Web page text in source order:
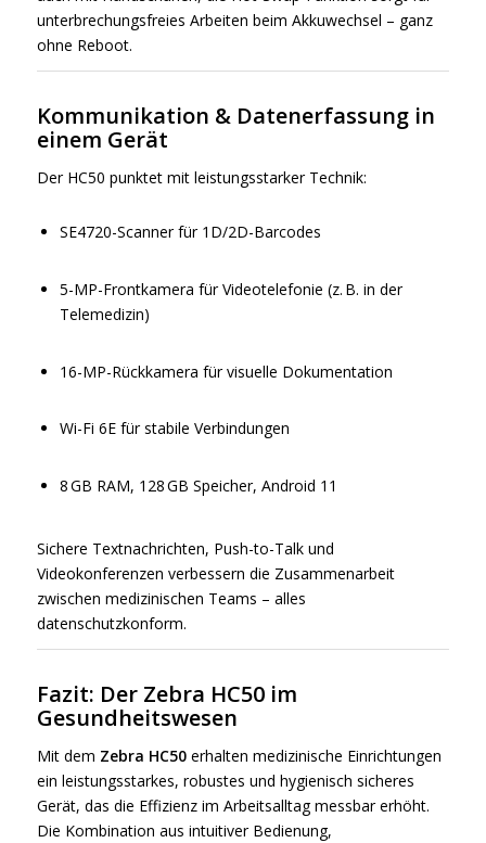
unterbrechungsfreies Arbeiten beim Akkuwechsel – ganz
ohne Reboot.
Kommunikation & Datenerfassung in
einem Gerät
Der HC50 punktet mit leistungsstarker Technik:
SE4720-Scanner für 1D/2D-Barcodes
5-MP-Frontkamera für Videotelefonie (z. B. in der
Telemedizin)
16-MP-Rückkamera für visuelle Dokumentation
Wi-Fi 6E für stabile Verbindungen
8 GB RAM, 128 GB Speicher, Android 11
Sichere Textnachrichten, Push-to-Talk und
Videokonferenzen verbessern die Zusammenarbeit
zwischen medizinischen Teams – alles
datenschutzkonform.
Fazit: Der Zebra HC50 im
Gesundheitswesen
Mit dem Zebra HC50 erhalten medizinische Einrichtungen
ein leistungsstarkes, robustes und hygienisch sicheres
Gerät, das die Effizienz im Arbeitsalltag messbar erhöht.
Die Kombination aus intuitiver Bedienung,